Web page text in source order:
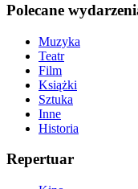
Polecane
Muzyka
Teatr
Film
Książki
Sztuka
Inne
Historia
Repertuar